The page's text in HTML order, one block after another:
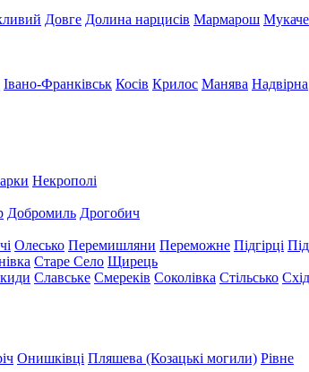
Довге Долина нарцисів Мармарош
Івано-Франківськ Косів Крилос Манява Надвірна
Некрополі
Добромиль Дрогобич
Олесько Перемишляни Переможне Підгірці
Старе Село Щирець
Славське Смереків Соколівка Стільсько
Онишківці Пляшева (Козацькі могили) Рівне